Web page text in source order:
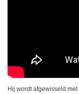
Hij wordt afgewisseld